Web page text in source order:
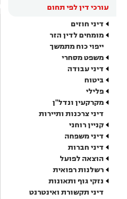
עורכי דין לפי תחום
דיני חוזים
מומחים לדין הזר
ייפוי כוח מתמשך
משפט מסחרי
דיני עבודה
ביטוח
פלילי
מקרקעין ונדל"ן
דיני צרכנות ותיירות
קניין רוחני
דיני משפחה
דיני חברות
הוצאה לפועל
רשלנות רפואית
נזקי גוף ותאונות
דיני תקשורת ואינטרנט